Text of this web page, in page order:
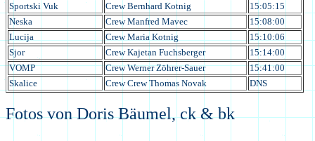
Sportski Vuk
Crew Bernhard Kotnig
15:05:15
Neska
Crew Manfred Mavec
15:08:00
Lucija
Crew Maria Kotnig
15:10:06
Sjor
Crew Kajetan Fuchsberger
15:14:00
VOMP
Crew Werner Zöhrer-Sauer
15:41:00
Skalice
Crew Crew Thomas Novak DNS
Fotos von Doris Bäumel, ck & bk